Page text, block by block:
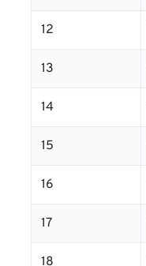
12
13
14
15
16
17
18